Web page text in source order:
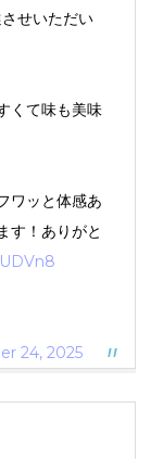
せいただい
くて味も美味
ワッと体感あ
す！ありがと
24, 2025